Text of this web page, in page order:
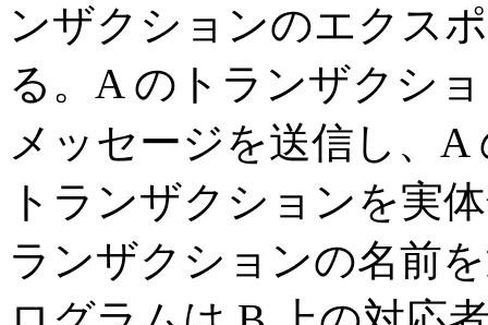
ンザクションのエクス
る。A のトランザクシ
メッセージを送信し、
トランザクションを実
ランザクションの名前